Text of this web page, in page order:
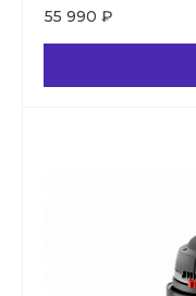
55 990 ₽